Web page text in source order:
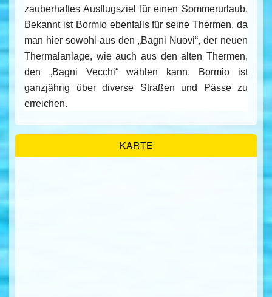
zauberhaftes Ausflugsziel für einen Sommerurlaub.
Bekannt ist Bormio ebenfalls für seine Thermen, da
man hier sowohl aus den „Bagni Nuovi“, der neuen
Thermalanlage, wie auch aus den alten Thermen,
den „Bagni Vecchi“ wählen kann. Bormio ist
ganzjährig über diverse Straßen und Pässe zu
erreichen.
KARTE